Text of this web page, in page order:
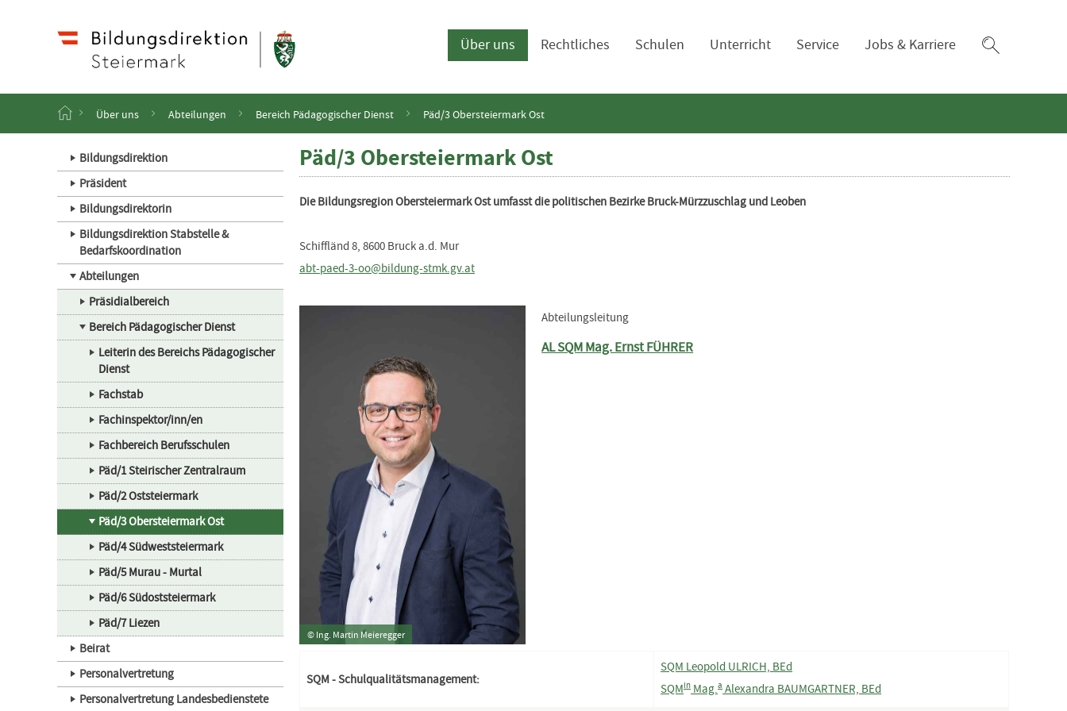
Hauptnavigation
Über uns Rechtliches Schulen Unterricht Service Jobs & Karriere
r
t
s
t
Über uns Abteilungen Bereich Pädagogischer Dienst Päd/3 Obersteiermark Ost
Bildungsdirektion
Präsident
Bildungsdirektorin
Bildungsdirektion Stabstelle &
Bedarfskoordination
Abteilungen
Präsidialbereich
Bereich Pädagogischer Dienst
Leiterin des Bereichs Pädagogischer
Dienst
Fachstab
Fachinspektor/inn/en
Fachbereich Berufsschulen
Päd/1 Steirischer Zentralraum
Päd/2 Oststeiermark
Päd/3 Obersteiermark Ost
Päd/4 Südweststeiermark
Päd/5 Murau - Murtal
Päd/6 Südoststeiermark
Päd/7 Liezen
Beirat
Personalvertretung
Personalvertretung Landesbedienstete
Päd/3 Obersteiermark Ost
Die Bildungsregion Obersteiermark Ost umfasst die politischen Bezirke Bruck-Mürzzuschlag und Leoben
Schiffländ 8, 8600 Bruck a.d. Mur
abt-paed-3-oo@bildung-stmk.gv.at
© Ing. Martin Meieregger
Abteilungsleitung
AL SQM Mag. Ernst FÜHRER
SQM - Schulqualitätsmanagement:
SQM Leopold ULRICH, BEd
SQMin Mag.a Alexandra BAUMGARTNER, BEd